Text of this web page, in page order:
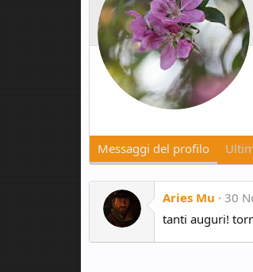
Messaggi del profilo
Aries Mu
30
tanti auguri!